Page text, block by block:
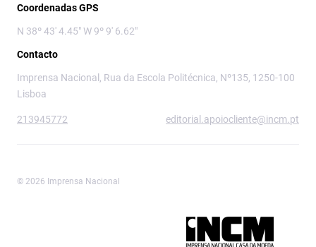
Coordenadas GPS
N 38º 43' 4.45" W 9º 9' 6.62"
Contacto
Imprensa Nacional, Rua da Escola Politécnica, Nº135, 1250-100
Lisboa
213945772 editorial.apoiocliente@incm.pt
© 2026 Imprensa Nacional